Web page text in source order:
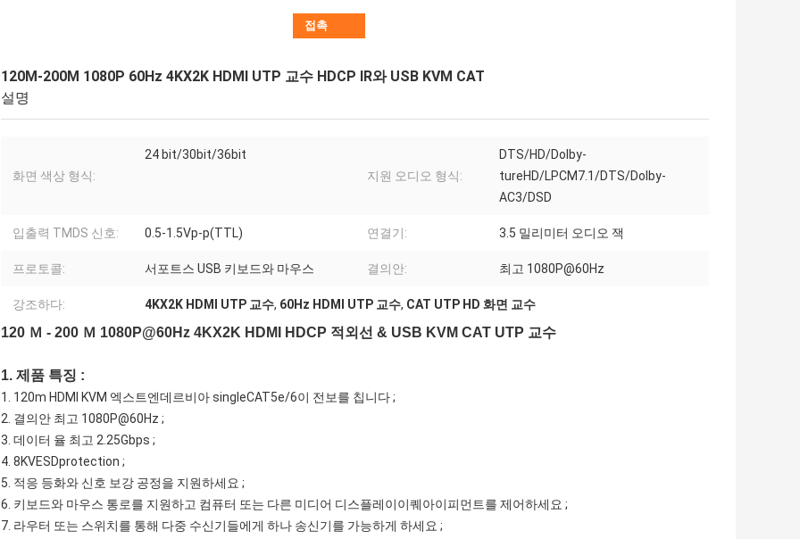
접촉
120M-200M 1080P 60Hz 4KX2K HDMI UTP 교수 HDCP IR와 USB KVM CAT
설명
화면 색상 형식:
24 bit/30bit/36bit
지원 오디오 형식:
DTS/HD/Dolby-
tureHD/LPCM7.1/DTS/Dolby-
AC3/DSD
입출력 TMDS 신호: 0.5-1.5Vp-p(TTL) 연결기: 3.5 밀리미터 오디오 잭
프로토콜: 서포트스 USB 키보드와 마우스 결의안: 최고 1080P@60Hz
강조하다: 4KX2K HDMI UTP 교수, 60Hz HDMI UTP 교수, CAT UTP HD 화면 교수
120 Ｍ - 200 Ｍ 1080P@60Hz 4KX2K HDMI HDCP 적외선 & USB KVM CAT UTP 교수
1. 제품 특징 :
1. 120m HDMI KVM 엑스트엔데르비아 singleCAT5e/6이 전보를 칩니다 ;
2. 결의안 최고 1080P@60Hz ;
3. 데이터 율 최고 2.25Gbps ;
4. 8KVESDprotection ;
5. 적응 등화와 신호 보강 공정을 지원하세요 ;
6. 키보드와 마우스 통로를 지원하고 컴퓨터 또는 다른 미디어 디스플레이이퀘아이피먼트를 제어하세요 ;
7. 라우터 또는 스위치를 통해 다중 수신기들에게 하나 송신기를 가능하게 하세요 ;